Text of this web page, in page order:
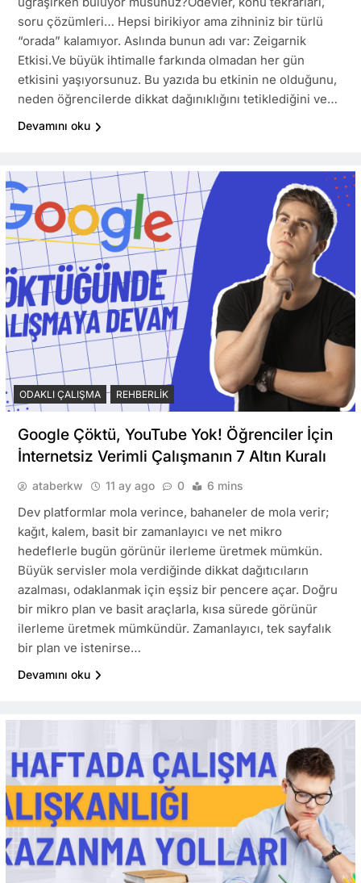
soru çözümleri… Hepsi birikiyor ama zihniniz bir türlü
“orada” kalamıyor. Aslında bunun adı var: Zeigarnik
Etkisi.Ve büyük ihtimalle farkında olmadan her gün
etkisini yaşıyorsunuz. Bu yazıda bu etkinin ne olduğunu,
neden öğrencilerde dikkat dağınıklığını tetiklediğini ve…
Devamını oku
ODAKLI ÇALIŞMA REHBERLIK
Google Çöktü, YouTube Yok! Öğrenciler İçin
İnternetsiz Verimli Çalışmanın 7 Altın Kuralı
ataberkw 11 ay ago 0 6 mins
Dev platformlar mola verince, bahaneler de mola verir;
kağıt, kalem, basit bir zamanlayıcı ve net mikro
hedeflerle bugün görünür ilerleme üretmek mümkün.
Büyük servisler mola verdiğinde dikkat dağıtıcıların
azalması, odaklanmak için eşsiz bir pencere açar. Doğru
bir mikro plan ve basit araçlarla, kısa sürede görünür
ilerleme üretmek mümkündür. Zamanlayıcı, tek sayfalık
bir plan ve istenirse…
Devamını oku